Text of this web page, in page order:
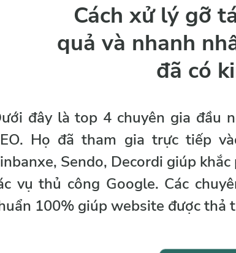
Cách xử lý gỡ
quả và nhanh
đã có
đây là top 4 chuyên gia đầu
Họ đã tham gia trực tiếp
Sendo, Decordi giúp
vụ thủ công Google. Các
100% giúp website được thả